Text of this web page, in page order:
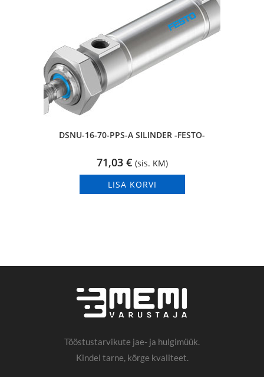
DSNU-16-70-PPS-A SILINDER -FESTO-
71,03 € (sis. KM)
LISA KORVI
Tööstustarvikute jae- ja hulgimüük.
Kindel tarne, kõrge kvaliteet.